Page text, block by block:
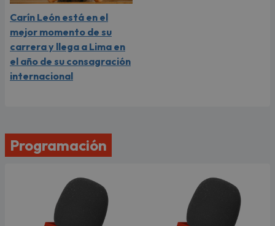
Carín León está en el
mejor momento de su
carrera y llega a Lima en
el año de su consagración
internacional
Programación